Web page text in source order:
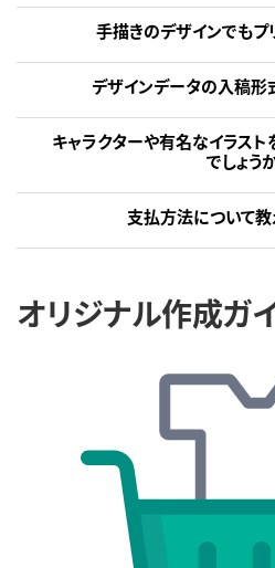
手描きのデザインでもプ
デザインデータの入稿形
キャラクターや有名なイラス
でしょう
支払方法について教
オリジナル作成ガ